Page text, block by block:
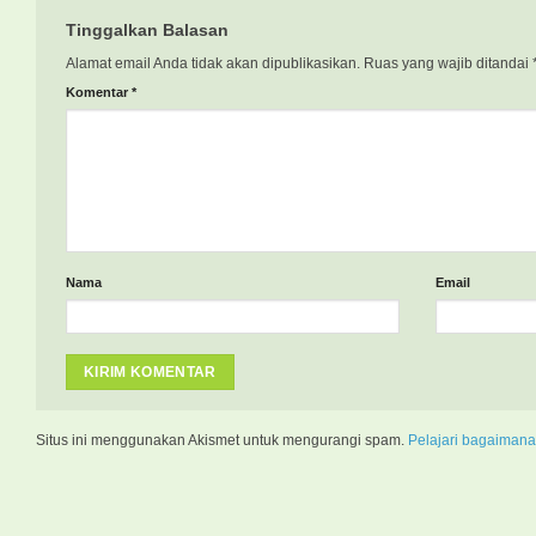
Tinggalkan Balasan
Alamat email Anda tidak akan dipublikasikan. Ruas yang wajib ditandai
Komentar *
Nama Email
Situs ini menggunakan Akismet untuk mengurangi spam. Pelajari